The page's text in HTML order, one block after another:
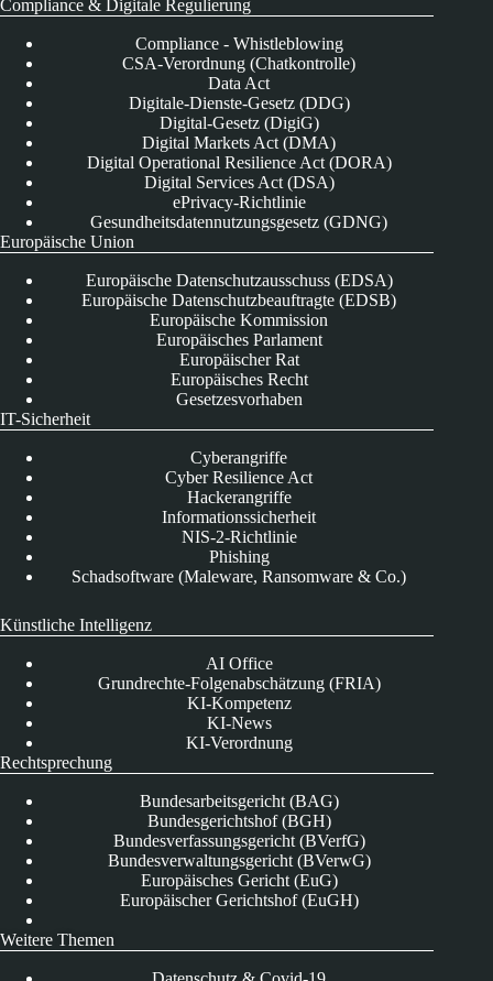
Compliance & Digitale Regulierung
Compliance - Whistleblowing
CSA-Verordnung (Chatkontrolle)
Data Act
Digitale-Dienste-Gesetz (DDG)
Digital-Gesetz (DigiG)
Digital Markets Act (DMA)
Digital Operational Resilience Act (DORA)
Digital Services Act (DSA)
ePrivacy-Richtlinie
Gesundheitsdatennutzungsgesetz (GDNG)
Europäische Union
Europäische Datenschutzausschuss (EDSA)
Europäische Datenschutzbeauftragte (EDSB)
Europäische Kommission
Europäisches Parlament
Europäischer Rat
Europäisches Recht
Gesetzesvorhaben
IT-Sicherheit
Cyberangriffe
Cyber Resilience Act
Hackerangriffe
Informationssicherheit
NIS-2-Richtlinie
Phishing
Schadsoftware (Maleware, Ransomware & Co.)
Künstliche Intelligenz
AI Office
Grundrechte-Folgenabschätzung (FRIA)
KI-Kompetenz
KI-News
KI-Verordnung
Rechtsprechung
Bundesarbeitsgericht (BAG)
Bundesgerichtshof (BGH)
Bundesverfassungsgericht (BVerfG)
Bundesverwaltungsgericht (BVerwG)
Europäisches Gericht (EuG)
Europäischer Gerichtshof (EuGH)
Weitere Themen